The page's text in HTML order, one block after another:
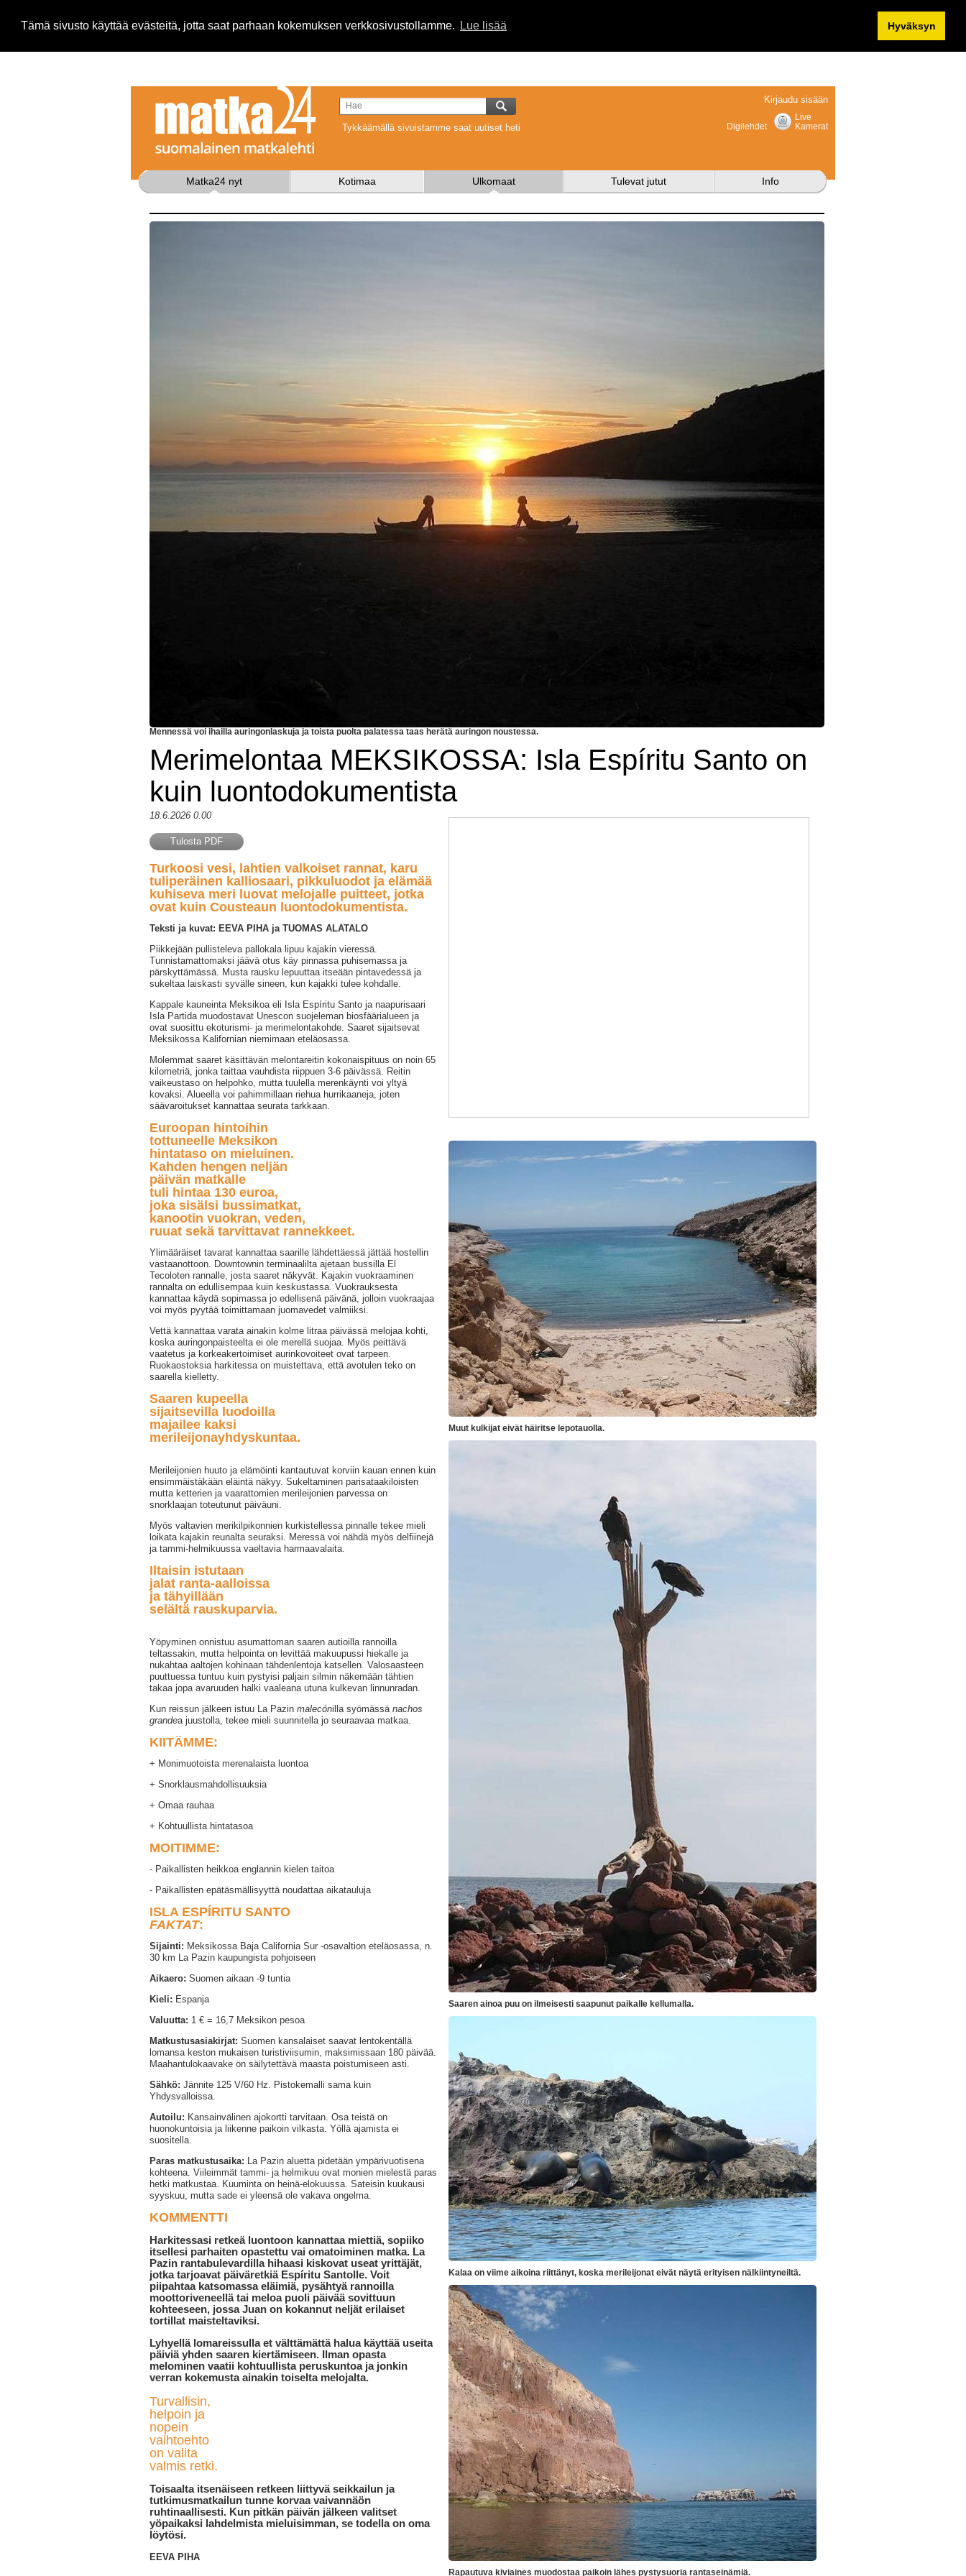
Tämä sivusto käyttää evästeitä, jotta saat parhaan kokemuksen verkkosivustollamme. Lue lisää Hyväksyn
Tykkäämällä sivuistamme saat uutiset heti
Kirjaudu sisään
Live
Kamerat
Digilehdet
Matka24 nyt Kotimaa Ulkomaat Tulevat jutut Info
Mennessä voi ihailla auringonlaskuja ja toista puolta palatessa taas herätä auringon noustessa.
Merimelontaa MEKSIKOSSA: Isla Espíritu Santo on
kuin luontodokumentista
18.6.2026 0.00
Tulosta PDF
Turkoosi vesi, lahtien valkoiset rannat, karu
tuliperäinen kalliosaari, pikkuluodot ja elämää
kuhiseva meri luovat melojalle puitteet, jotka
ovat kuin Cousteaun luontodokumentista.
Teksti ja kuvat: EEVA PIHA ja TUOMAS ALATALO
Piikkejään pullisteleva pallokala lipuu kajakin vieressä.
Tunnistamattomaksi jäävä otus käy pinnassa puhisemassa ja
pärskyttämässä. Musta rausku lepuuttaa itseään pintavedessä ja
sukeltaa laiskasti syvälle sineen, kun kajakki tulee kohdalle.
Kappale kauneinta Meksikoa eli Isla Espíritu Santo ja naapurisaari
Isla Partida muodostavat Unescon suojeleman biosfäärialueen ja
ovat suosittu ekoturismi- ja merimelontakohde. Saaret sijaitsevat
Meksikossa Kalifornian niemimaan eteläosassa.
Molemmat saaret käsittävän melontareitin kokonaispituus on noin 65
kilometriä, jonka taittaa vauhdista riippuen 3-6 päivässä. Reitin
vaikeustaso on helpohko, mutta tuulella merenkäynti voi yltyä
kovaksi. Alueella voi pahimmillaan riehua hurrikaaneja, joten
säävaroitukset kannattaa seurata tarkkaan.
Euroopan hintoihin
tottuneelle Meksikon
hintataso on mieluinen.
Kahden hengen neljän
päivän matkalle
tuli hintaa 130 euroa,
joka sisälsi bussimatkat,
kanootin vuokran, veden,
ruuat sekä tarvittavat rannekkeet.
Ylimääräiset tavarat kannattaa saarille lähdettäessä jättää hostellin
vastaanottoon. Downtownin terminaalilta ajetaan bussilla El
Tecoloten rannalle, josta saaret näkyvät. Kajakin vuokraaminen
rannalta on edullisempaa kuin keskustassa. Vuokrauksesta
kannattaa käydä sopimassa jo edellisenä päivänä, jolloin vuokraajaa
voi myös pyytää toimittamaan juomavedet valmiiksi.
Vettä kannattaa varata ainakin kolme litraa päivässä melojaa kohti,
koska auringonpaisteelta ei ole merellä suojaa. Myös peittävä
vaatetus ja korkeakertoimiset aurinkovoiteet ovat tarpeen.
Ruokaostoksia harkitessa on muistettava, että avotulen teko on
saarella kielletty.
Saaren kupeella
sijaitsevilla luodoilla
majailee kaksi
merileijonayhdyskuntaa.
Merileijonien huuto ja elämöinti kantautuvat korviin kauan ennen kuin
ensimmäistäkään eläintä näkyy. Sukeltaminen parisataakiloisten
mutta ketterien ja vaarattomien merileijonien parvessa on
snorklaajan toteutunut päiväuni.
Myös valtavien merikilpikonnien kurkistellessa pinnalle tekee mieli
loikata kajakin reunalta seuraksi. Meressä voi nähdä myös delfiinejä
ja tammi-helmikuussa vaeltavia harmaavalaita.
Iltaisin istutaan
jalat ranta-aalloissa
ja tähyillään
selältä rauskuparvia.
Yöpyminen onnistuu asumattoman saaren autioilla rannoilla
teltassakin, mutta helpointa on levittää makuupussi hiekalle ja
nukahtaa aaltojen kohinaan tähdenlentoja katsellen. Valosaasteen
puuttuessa tuntuu kuin pystyisi paljain silmin näkemään tähtien
takaa jopa avaruuden halki vaaleana utuna kulkevan linnunradan.
Kun reissun jälkeen istuu La Pazin malecónilla syömässä nachos
grandea juustolla, tekee mieli suunnitella jo seuraavaa matkaa.
KIITÄMME:
+ Monimuotoista merenalaista luontoa
+ Snorklausmahdollisuuksia
+ Omaa rauhaa
+ Kohtuullista hintatasoa
MOITIMME:
- Paikallisten heikkoa englannin kielen taitoa
- Paikallisten epätäsmällisyyttä noudattaa aikatauluja
ISLA ESPÍRITU SANTO
FAKTAT:
Sijainti: Meksikossa Baja California Sur -osavaltion eteläosassa, n.
30 km La Pazin kaupungista pohjoiseen
Aikaero: Suomen aikaan -9 tuntia
Kieli: Espanja
Valuutta: 1 € = 16,7 Meksikon pesoa
Matkustusasiakirjat: Suomen kansalaiset saavat lentokentällä
lomansa keston mukaisen turistiviisumin, maksimissaan 180 päivää.
Maahantulokaavake on säilytettävä maasta poistumiseen asti.
Sähkö: Jännite 125 V/60 Hz. Pistokemalli sama kuin
Yhdysvalloissa.
Autoilu: Kansainvälinen ajokortti tarvitaan. Osa teistä on
huonokuntoisia ja liikenne paikoin vilkasta. Yöllä ajamista ei
suositella.
Paras matkustusaika: La Pazin aluetta pidetään ympärivuotisena
kohteena. Viileimmät tammi- ja helmikuu ovat monien mielestä paras
hetki matkustaa. Kuuminta on heinä-elokuussa. Sateisin kuukausi
syyskuu, mutta sade ei yleensä ole vakava ongelma.
KOMMENTTI
Harkitessasi retkeä luontoon kannattaa miettiä, sopiiko
itsellesi parhaiten opastettu vai omatoiminen matka. La
Pazin rantabulevardilla hihaasi kiskovat useat yrittäjät,
jotka tarjoavat päiväretkiä Espíritu Santolle. Voit
piipahtaa katsomassa eläimiä, pysähtyä rannoilla
moottoriveneellä tai meloa puoli päivää sovittuun
kohteeseen, jossa Juan on kokannut neljät erilaiset
tortillat maisteltaviksi.
Lyhyellä lomareissulla et välttämättä halua käyttää useita
päiviä yhden saaren kiertämiseen. Ilman opasta
melominen vaatii kohtuullista peruskuntoa ja jonkin
verran kokemusta ainakin toiselta melojalta.
Turvallisin,
helpoin ja
nopein
vaihtoehto
on valita
valmis retki.
Toisaalta itsenäiseen retkeen liittyvä seikkailun ja
tutkimusmatkailun tunne korvaa vaivannäön
ruhtinaallisesti. Kun pitkän päivän jälkeen valitset
yöpaikaksi lahdelmista mieluisimman, se todella on oma
löytösi.
EEVA PIHA
Muut kulkijat eivät häiritse lepotauolla.
Saaren ainoa puu on ilmeisesti saapunut paikalle kellumalla.
Kalaa on viime aikoina riittänyt, koska merileijonat eivät näytä erityisen nälkiintyneiltä.
Rapautuva kiviaines muodostaa paikoin lähes pystysuoria rantaseinämiä.